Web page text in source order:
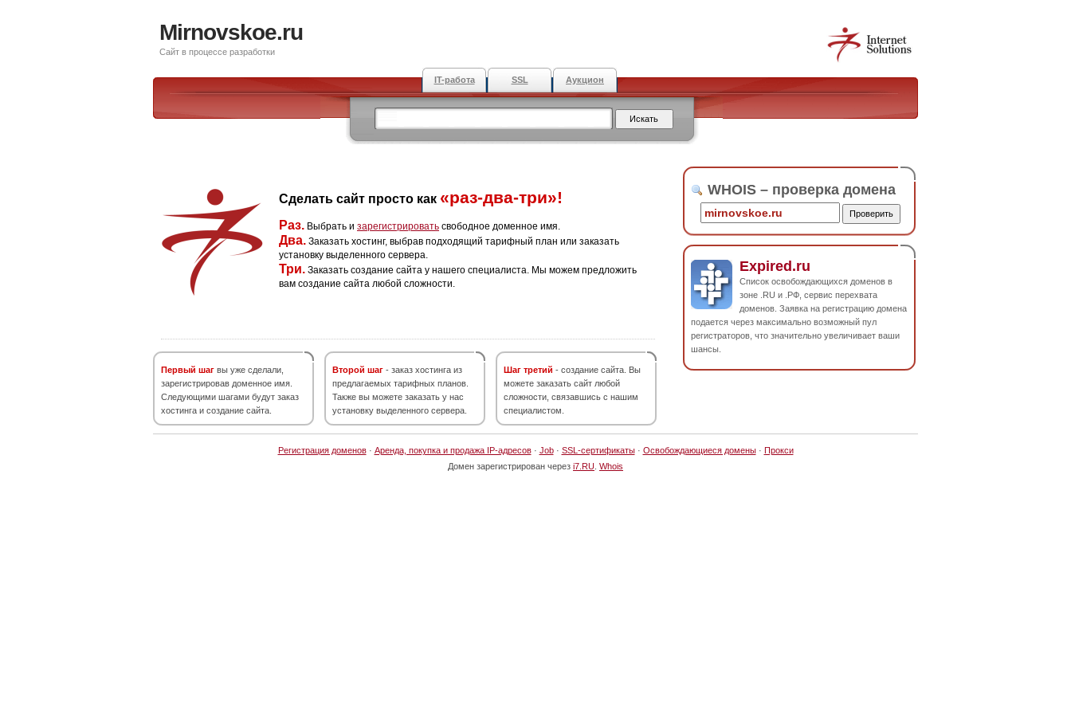
Mirnovskoe.ru
Сайт в процессе разработки
IT-работа SSL Аукцион
Сделать сайт просто как «раз-два-три»!
Раз. Выбрать и зарегистрировать свободное доменное имя.
Два. Заказать хостинг, выбрав подходящий тарифный план или заказать
установку выделенного сервера.
Три. Заказать создание сайта у нашего специалиста. Мы можем предложить
вам создание сайта любой сложности.
Первый шаг вы уже сделали,
зарегистрировав доменное имя.
Следующими шагами будут заказ
хостинга и создание сайта.
Второй шаг - заказ хостинга из
предлагаемых тарифных планов.
Также вы можете заказать у нас
установку выделенного сервера.
Шаг третий - создание сайта. Вы
можете заказать сайт любой
сложности, связавшись с нашим
специалистом.
WHOIS – проверка домена
Expired.ru
Список освобождающихся доменов в
зоне .RU и .РФ, сервис перехвата
доменов. Заявка на регистрацию домена
подается через максимально возможный пул
регистраторов, что значительно увеличивает ваши
шансы.
Регистрация доменов· Аренда, покупка и продажа IP-адресов· Job· SSL-сертификаты· Освобождающиеся домены· Прокси
Домен зарегистрирован через i7.RU Whois